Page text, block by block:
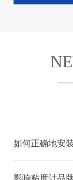
如何正确地安